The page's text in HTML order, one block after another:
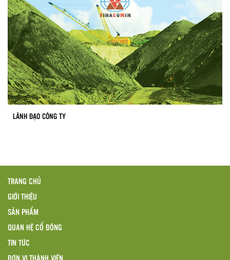
LÃNH ĐẠO CÔNG TY
TRANG CHỦ
GIỚI THIỆU
SẢN PHẨM
QUAN HỆ CỔ ĐÔNG
TIN TỨC
ĐƠN VỊ THÀNH VIÊN